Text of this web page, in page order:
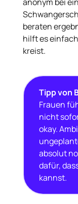
beraten
hilft es
kreist.
Tipp von
Frauen
nicht
okay.
absolut
dafür,
kannst.